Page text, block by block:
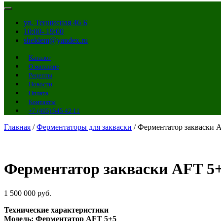
ул. Теннисная 46 Б
10:00- 19:00
sheldem@yandex.ru
Каталог
О магазине
Рецепты
Новости
Оплата
Контакты
+7 (495) 545 42 11
Главная /Ферментаторы для закваски / Ферментатор закваски
Ферментатор закваски AFT
1 500 000 руб.
Технические характеристики
Модель: Ферментатор AFT 5+5